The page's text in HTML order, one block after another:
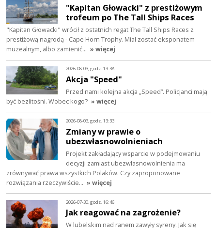
"Kapitan Głowacki" z prestiżowym
trofeum po The Tall Ships Races
"Kapitan Głowacki" wrócił z ostatnich regat The Tall Ships Races z
prestiżową nagrodą - Cape Horn Trophy. Miał zostać eksponatem
muzealnym, albo zamienić… » więcej
2026-08-03, godz. 13:38
Akcja "Speed"
Przed nami kolejna akcja „Speed”. Policjanci mają
być bezlitośni. Wobec kogo? » więcej
2026-08-03, godz. 13:33
Zmiany w prawie o
ubezwłasnowolnieniach
Projekt zakładający wsparcie w podejmowaniu
decyzji zamiast ubezwłasnowolnienia ma
zrównywać prawa wszystkich Polaków. Czy zaproponowane
rozwiązania rzeczywiście… » więcej
2026-07-30, godz. 16:46
Jak reagować na zagrożenie?
W lubelskim nad ranem zawyły syreny. Jak się